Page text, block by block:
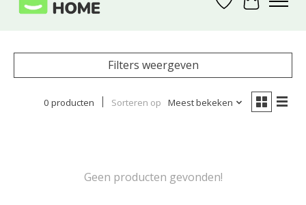
Verlanglijst
Filters weergeven
0 producten Sorteren op Meest bekeken
Geen producten gevonden!